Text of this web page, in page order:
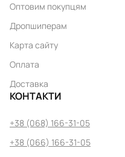
Оптовим покупцям
Дропшиперам
Карта сайту
Оплата
Доставка
КОНТАКТИ
+38 (068) 166-31-05
+38 (066) 166-31-05